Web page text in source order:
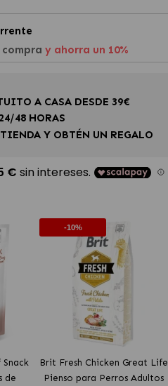
y ahorra un 10%
A CASA DESDE 39€
48 HORAS
Y OBTÉN UN REGALO
de
-10%
Brit Fresh Chicken Great Life
Pienso para Perros Adultos